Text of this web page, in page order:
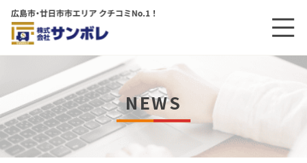
メインコンテンツにスキップする
メニ
NEWS